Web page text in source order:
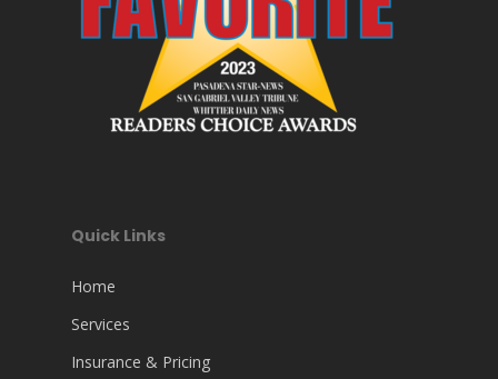
Quick Links
Home
Services
Insurance & Pricing